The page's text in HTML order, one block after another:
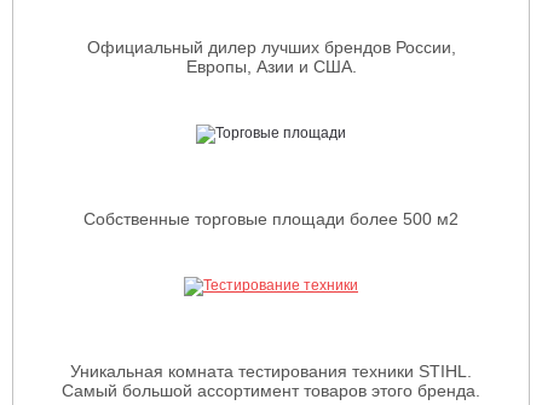
Официальный дилер лучших брендов России,
Европы, Азии и США.
Собственные торговые площади более 500 м2
Уникальная комната тестирования техники STIHL.
Самый большой ассортимент товаров этого бренда.